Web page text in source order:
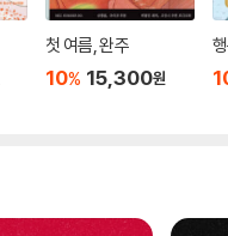
첫 여름, 완주
10% 15,300원